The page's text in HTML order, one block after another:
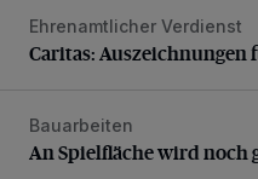
Caritas: Auszeichnungen
Ehrenamtlicher Verdienst
Caritas: Auszeichnungen
An Spielfläche wird noch
Bauarbeiten
An Spielfläche wird noch